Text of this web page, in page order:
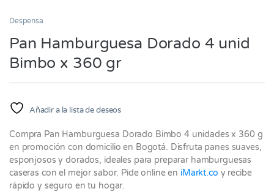
Despensa
Pan Hamburguesa Dorado 4 unid
Bimbo x 360 gr
Añadir a la lista de deseos
Compra Pan Hamburguesa Dorado Bimbo 4 unidades x 360 g
en promoción con domicilio en Bogotá. Disfruta panes suaves,
esponjosos y dorados, ideales para preparar hamburguesas
caseras con el mejor sabor. Pide online en iMarkt.co y recibe
rápido y seguro en tu hogar.